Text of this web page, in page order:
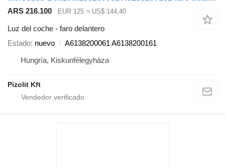
ARS 216.100 EUR 125 ≈ US$ 144,40
Luz del coche - faro delantero
Estado nuevo
A6138200061 A6138200161
Hungría, Kiskunfélegyháza
Pizolit Kft